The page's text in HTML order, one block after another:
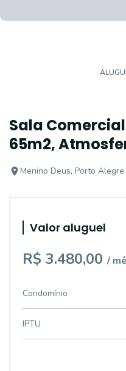
Sala
65m2,
Menino Deus, Porto Alegre
Valor aluguel
R$ 3.480,00 /
Condomínio
IPTU